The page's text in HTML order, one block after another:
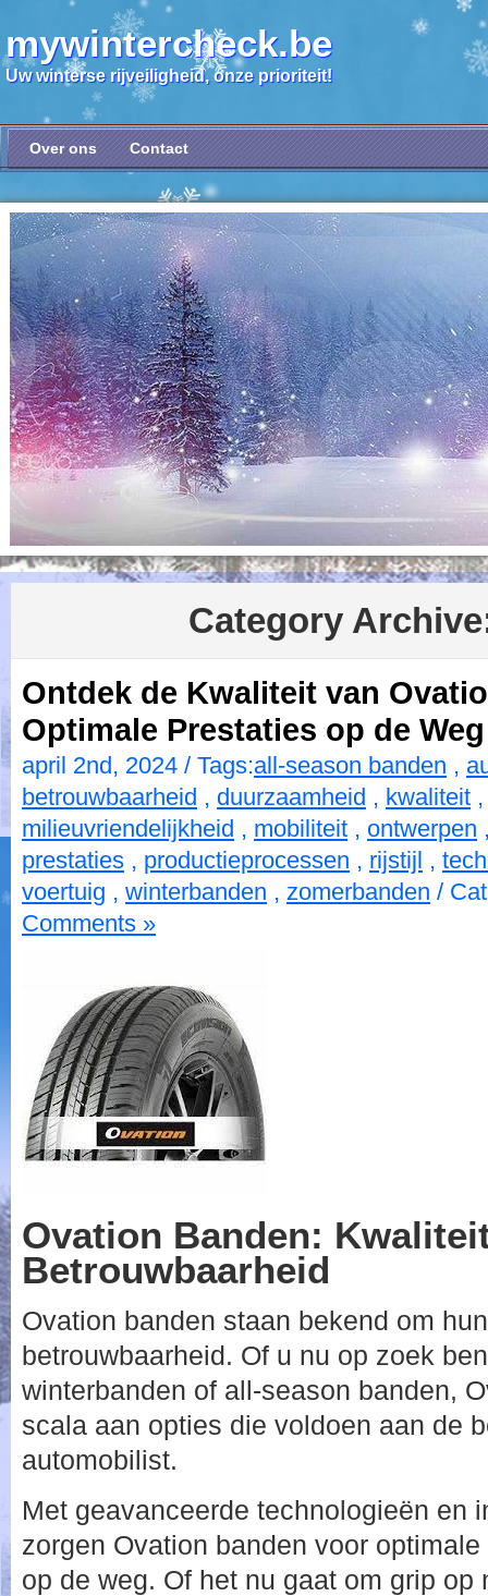
mywintercheck.be
Uw winterse rijveiligheid, onze prioriteit!
Over ons Contact
Category
Ontdek de Kwaliteit van
Optimale Prestaties op de Weg
april 2nd, 2024 / Tags:all-season banden ,
betrouwbaarheid , duurzaamheid , kwaliteit
milieuvriendelijkheid , mobiliteit , ontwerpen
prestaties , productieprocessen , rijstijl ,
voertuig , winterbanden , zomerbanden /
Comments »
Ovation Banden:
Betrouwbaarheid
Ovation banden staan bekend om
betrouwbaarheid. Of u nu op zoek
winterbanden of all-season banden,
scala aan opties die voldoen aan de
automobilist.
Met geavanceerde technologieën en
zorgen Ovation banden voor
op de weg. Of het nu gaat om grip